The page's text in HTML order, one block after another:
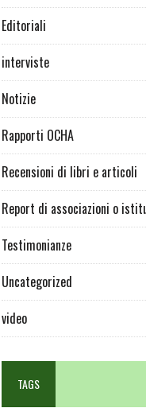
Editoriali
interviste
Notizie
Rapporti OCHA
Recensioni di libri e articoli
Report di associazioni o
Testimonianze
Uncategorized
video
TAGS